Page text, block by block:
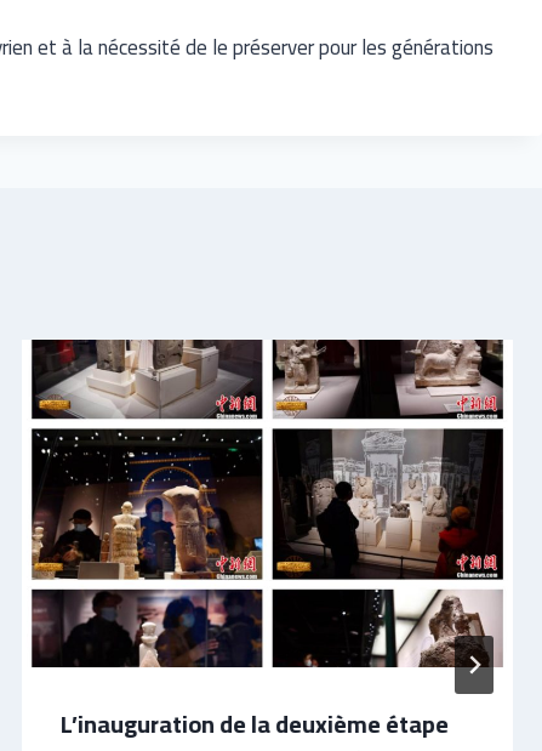
et à la nécessité de le préserver pour les générations
L’inauguration de la deuxième étape